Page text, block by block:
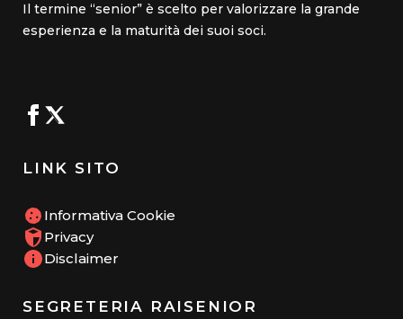
Il termine “senior” è scelto per valorizzare la grande
esperienza e la maturità dei suoi soci.
LINK SITO
Informativa Cookie
Privacy
Disclaimer
SEGRETERIA RAISENIOR